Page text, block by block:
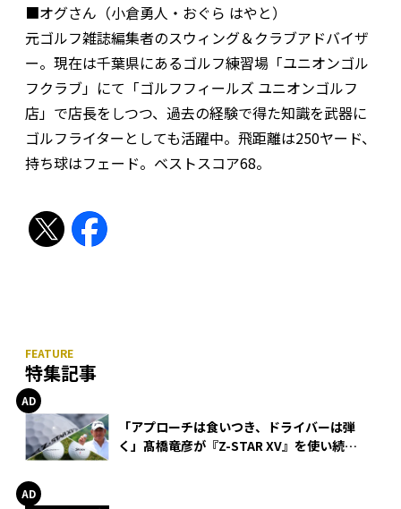
■オグさん（小倉勇人・おぐら はやと）
元ゴルフ雑誌編集者のスウィング＆クラブアドバイザ
ー。現在は千葉県にあるゴルフ練習場「ユニオンゴル
フクラブ」にて「ゴルフフィールズ ユニオンゴルフ
店」で店長をしつつ、過去の経験で得た知識を武器に
ゴルフライターとしても活躍中。飛距離は250ヤード、
持ち球はフェード。ベストスコア68。
特集記事
「アプローチは食いつき、ドライバーは弾
く」髙橋竜彦が『Z-STAR XV』を使い続け